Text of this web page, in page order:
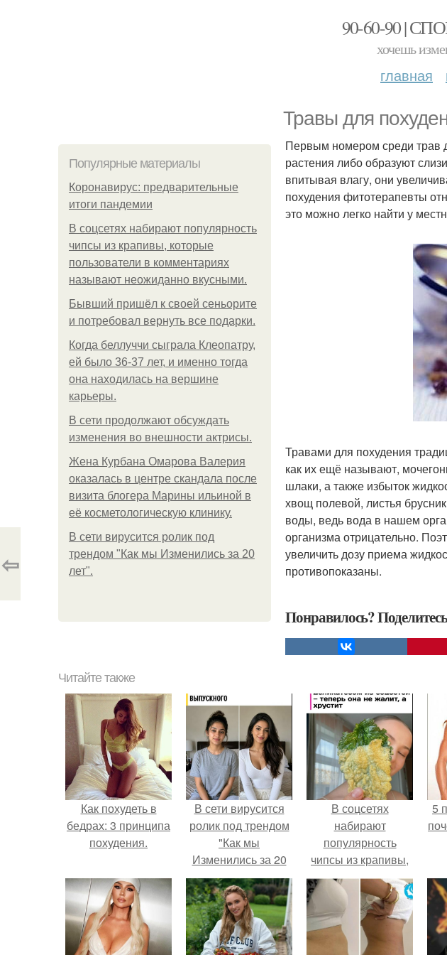
90-60-90 |
хочешь
главная
Травы для
Популярные материалы
Коронавирус: предварительные
итоги пандемии
В соцсетях набирают популярность
чипсы из крапивы, которые
пользователи в комментариях
называют неожиданно вкусными.
Бывший пришёл к своей сеньорите
и потребовал вернуть все подарки.
Когда беллуччи сыграла Клеопатру,
ей было 36-37 лет, и именно тогда
она находилась на вершине
карьеры.
В сети продолжают обсуждать
изменения во внешности актрисы.
Жена Курбана Омарова Валерия
оказалась в центре скандала после
визита блогера Марины ильиной в
её косметологическую клинику.
В сети вирусится ролик под
трендом "Как мы Изменились за 20
лет".
Первым номером среди трав
растения либо образуют
впитывая влагу, они
похудения фитотерапевты
это можно легко найти у
Травами для похудения
как их ещё называют,
шлаки, а также избыток
хвощ полевой, листья
воды, ведь вода в нашем
организма отрицательно.
увеличить дозу приема
противопоказаны.
Понравилось?
⇦
Читайте также
Как похудеть в
бедрах: 3 принципа
похудения.
В сети вирусится
ролик под трендом
"Как мы
Изменились за 20
лет".
В соцсетях
набирают
популярность
чипсы из крапивы,
которые
пользователи в
комментариях
называют
неожиданно
5